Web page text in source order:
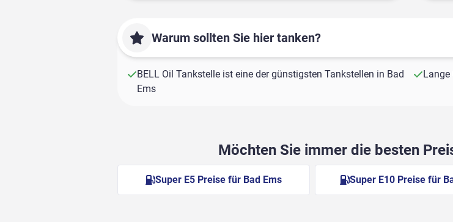
Warum sollten Sie hier tanken?
BELL Oil Tankstelle ist eine der günstigsten Tankstellen in Bad
Ems
Möchten Sie immer die besten
Super E5 Preise für Bad Ems Super E10 Preise für